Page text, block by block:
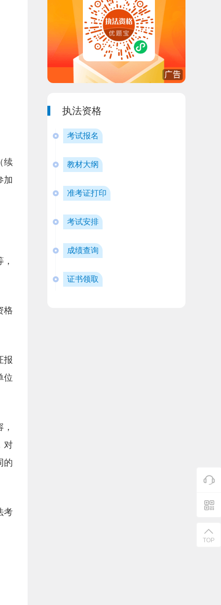
续
加
格
报
位
对
的
考
执法资格
考试报名
教材大纲
准考证打印
考试安排
成绩查询
证书领取
TOP